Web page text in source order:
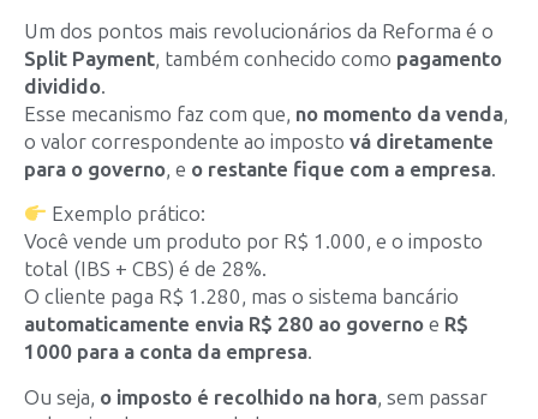
Um dos pontos mais revolucionários da Reforma é o
Split Payment, também conhecido como pagamento
dividido.
Esse mecanismo faz com que, no momento da venda,
o valor correspondente ao imposto vá diretamente
para o governo, e o restante fique com a empresa.
Exemplo prático:
Você vende um produto por R$ 1.000, e o imposto
total (IBS + CBS) é de 28%.
O cliente paga R$ 1.280, mas o sistema bancário
automaticamente envia R$ 280 ao governo e R$
1000 para a conta da empresa.
Ou seja, o imposto é recolhido na hora, sem passar